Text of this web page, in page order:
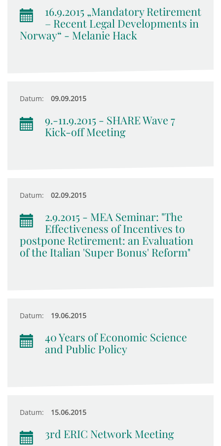
16.9.2015 „Mandatory Retirement
– Recent Legal Developments in
Norway“ - Melanie Hack
Datum: 09.09.2015
9.-11.9.2015 - SHARE Wave 7
Kick-off Meeting
Datum: 02.09.2015
2.9.2015 - MEA Seminar: "The
Effectiveness of Incentives to
postpone Retirement: an Evaluation
of the Italian 'Super Bonus' Reform"
Datum: 19.06.2015
40 Years of Economic Science
and Public Policy
Datum: 15.06.2015
3rd ERIC Network Meeting